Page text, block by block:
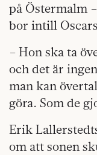
på Östermalm
bor intill
– Hon ska ta
och det är
man kan
göra. Som de
Erik
om att sonen